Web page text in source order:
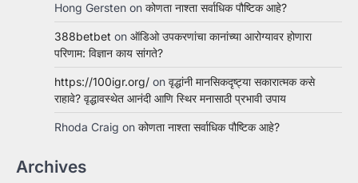
Hong Gersten on कोणता नाश्ता सर्वाधिक पौष्टिक आहे?
388betbet on ऑडिओ उपकरणांचा कानांच्या आरोग्यावर होणारा
परिणाम: विज्ञान काय सांगते?
https://100igr.org/ on वृद्धांनी मानसिकदृष्ट्या सकारात्मक कसे
राहावे? वृद्धावस्थेत आनंदी आणि स्थिर मनासाठी प्रभावी उपाय
Rhoda Craig on कोणता नाश्ता सर्वाधिक पौष्टिक आहे?
Archives